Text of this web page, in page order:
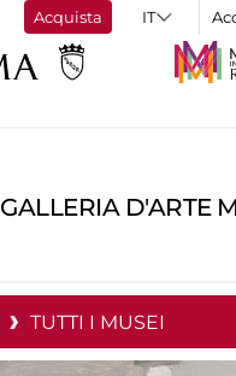
Acquista
GALLERIA D'ARTE
TUTTI I MUSEI